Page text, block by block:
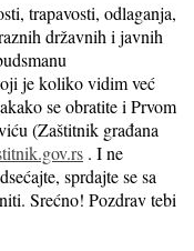
trapavosti, odlaganja,
državnih i javnih
je koliko vidim već
se obratite i Prvom
(Zaštitnik građana
. I ne
sprdajte se sa
Srećno! Pozdrav tebi